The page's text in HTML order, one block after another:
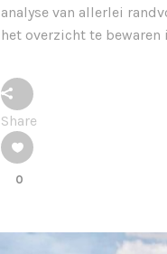
analyse van allerlei
het overzicht te bewaren
Share
0